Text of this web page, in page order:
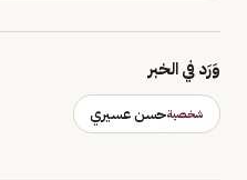
وَرَد في الخبر
شخصيةحسن عسيري